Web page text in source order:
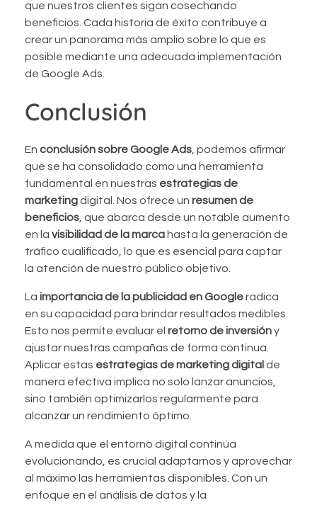
que nuestros clientes sigan cosechando
beneficios. Cada historia de éxito contribuye a
crear un panorama más amplio sobre lo que es
posible mediante una adecuada implementación
de Google Ads.
Conclusión
En conclusión sobre Google Ads , podemos afirmar
que se ha consolidado como una herramienta
fundamental en nuestras estrategias de
marketingdigital. Nos ofrece un resumen de
beneficios , que abarca desde un notable aumento
en la visibilidad de la marca hasta la generación de
tráfico cualificado, lo que es esencial para captar
la atención de nuestro público objetivo.
La importancia de la publicidad en Googleradica
en su capacidad para brindar resultados medibles.
Esto nos permite evaluar el retorno de inversióny
ajustar nuestras campañas de forma continua.
Aplicar estas estrategias de marketing digital de
manera efectiva implica no solo lanzar anuncios,
sino también optimizarlos regularmente para
alcanzar un rendimiento óptimo.
A medida que el entorno digital continúa
evolucionando, es crucial adaptarnos y aprovechar
al máximo las herramientas disponibles. Con un
enfoque en el análisis de datos y la